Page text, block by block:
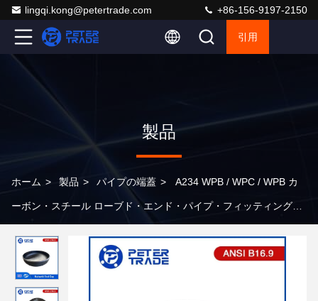
lingqi.kong@petertrade.com +86-156-9197-2150
引用
製品
ホーム > 製品 > パイプの端蓋 > A234 WPB / WPC / WPB カ
ーボン・スチール ローブド・エンド・パイプ・フィッティング